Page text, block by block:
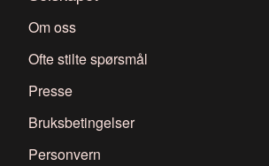
Om oss
Ofte stilte spørsmål
Presse
Bruksbetingelser
Personvern